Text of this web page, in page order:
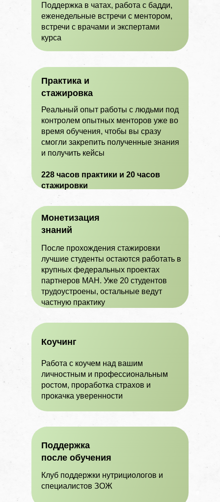
Практика и
стажировка
Реальный опыт работы с людьми под
контролем опытных менторов уже во
время обучения, чтобы вы сразу
смогли закрепить полученные знания
и получить кейсы
228 часов практики и 20 часов
стажировки
Поддержка в чатах, работа с бадди,
еженедельные встречи с ментором,
встречи с врачами и экспертами
курса
Монетизация
знаний
После прохождения стажировки
лучшие студенты остаются работать в
крупных федеральных проектах
партнеров МАН. Уже 20 студентов
трудоустроены, остальные ведут
частную практику
Коучинг
Работа с коучем над вашим
личностным и профессиональным
ростом, проработка страхов и
прокачка уверенности
Поддержка
после обучения
Клуб поддержки нутрициологов и
специалистов ЗОЖ